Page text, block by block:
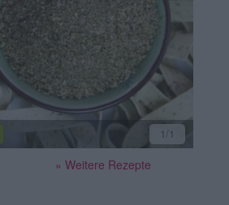
1/1
» Weitere Rezepte